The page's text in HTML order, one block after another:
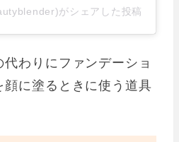
がシェアした投稿
わりにファンデーショ
に塗るときに使う道具